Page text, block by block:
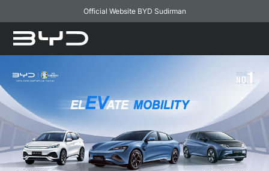
Official Website BYD Sudirman